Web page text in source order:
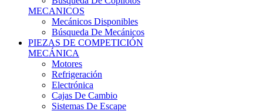
Mecánicos Disponibles
Búsqueda De Mecánicos
PIEZAS DE COMPETICIÓN
MECÁNICA
Motores
Refrigeración
Electrónica
Cajas De Cambio
Sistemas De Escape
Carrocería